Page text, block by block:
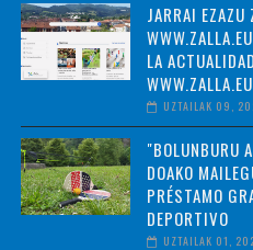
JARRAI EZAZU
LA
UZTAILAK 09,
"BOLUNBURU
DOAKO
PRÉSTAMO
DEPORTIVO
UZTAILAK 01,